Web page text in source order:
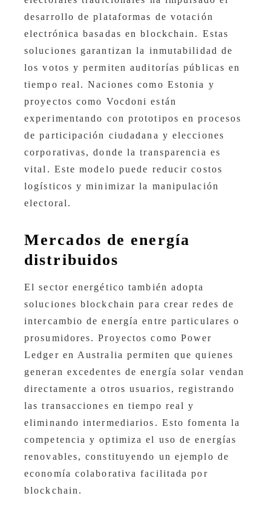
desarrollo de plataformas de votación
electrónica basadas en blockchain. Estas
soluciones garantizan la inmutabilidad de
los votos y permiten auditorías públicas en
tiempo real. Naciones como Estonia y
proyectos como Vocdoni están
experimentando con prototipos en procesos
de participación ciudadana y elecciones
corporativas, donde la transparencia es
vital. Este modelo puede reducir costos
logísticos y minimizar la manipulación
electoral.
Mercados de energía
distribuidos
El sector energético también adopta
soluciones blockchain para crear redes de
intercambio de energía entre particulares o
prosumidores. Proyectos como Power
Ledger en Australia permiten que quienes
generan excedentes de energía solar vendan
directamente a otros usuarios, registrando
las transacciones en tiempo real y
eliminando intermediarios. Esto fomenta la
competencia y optimiza el uso de energías
renovables, constituyendo un ejemplo de
economía colaborativa facilitada por
blockchain.